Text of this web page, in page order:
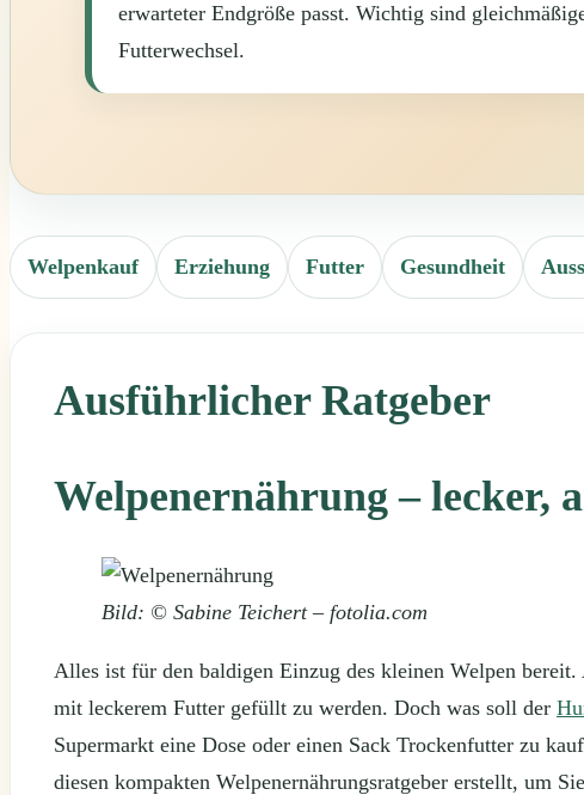
erwarteter Endgröße passt. Wichtig sind
Futterwechsel.
Welpenkauf Erziehung Futter Gesundheit
Ausführlicher Ratgeber
Welpenernährung – lecker,
Bild: © Sabine Teichert – fotolia.com
Alles ist für den baldigen Einzug des kleinen Welpen
mit leckerem Futter gefüllt zu werden. Doch was soll der
Supermarkt eine Dose oder einen Sack Trockenfutter zu
diesen kompakten Welpenernährungsratgeber erstellt, um